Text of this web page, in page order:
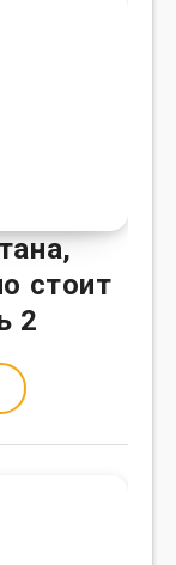
стоит
2